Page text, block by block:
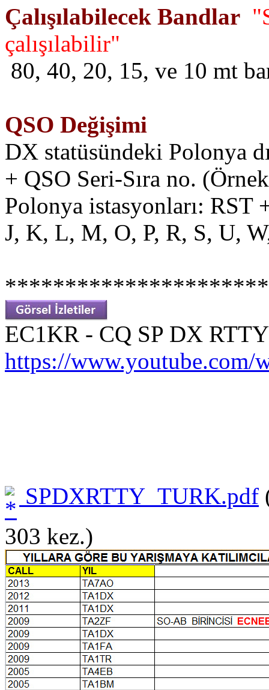
Çalışılabilecek Bandlar
çalışılabilir"
80, 40, 20, 15, ve 10 mt
QSO Değişimi
DX statüsündeki Polonya
+ QSO Seri-Sıra no.
Polonya istasyonları: RST
J, K, L, M, O, P, R, S, U,
EC1KR - CQ SP DX
https://www.youtube.com/
SPDXRTTY_TURK.pdf
303 kez.)